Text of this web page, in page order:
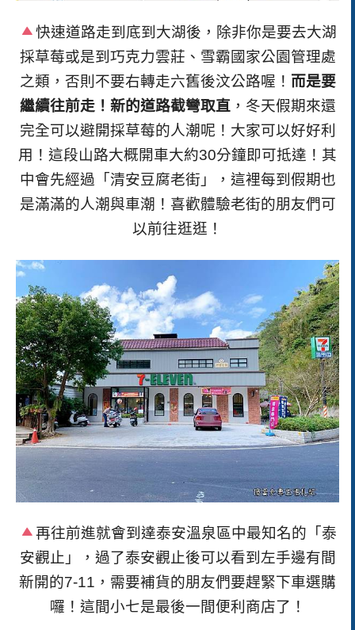
快速道路走到底到大湖後，除非你是要去大湖
採草莓或是到巧克力雲莊、雪霸國家公園管理處
之類，否則不要右轉走六舊後汶公路喔！ 而是要
繼續往前走！新的道路截彎取直 ，冬天假期來還
完全可以避開採草莓的人潮呢！大家可以好好利
用！ 這段山路大概開車大約30分鐘即可抵達！其
中會先經過「清安豆腐老街」，這裡每到假期也
是滿滿的人潮與車潮！喜歡體驗老街的朋友們可
以前往逛逛！
再往前進就會到達泰安溫泉區中最知名的「泰
安觀止」，過了泰安觀止後可以看到左手邊有間
新開的7-11，需要補貨的朋友們要趕緊下車選購
囉！這間小七是最後一間便利商店了！